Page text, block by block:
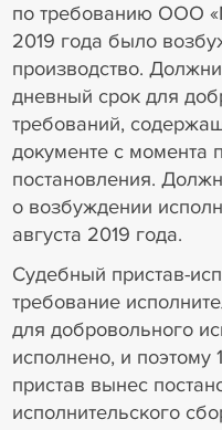
по требованию ООО
2019 года было
производство.
дневный срок для
требований,
документе с момента
постановления.
о возбуждении
августа 2019 года.
Судебный пристав-
требование
для добровольного
исполнено, и поэтому
пристав вынес
исполнительского